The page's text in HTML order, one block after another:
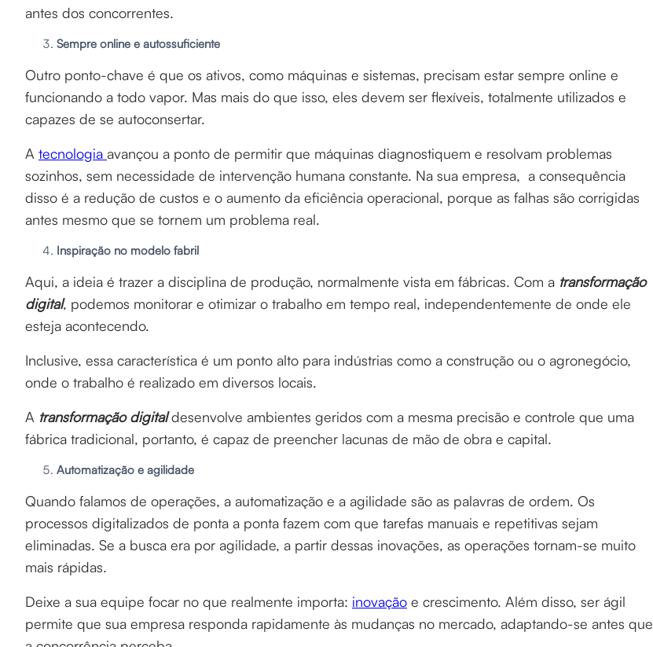
antes dos concorrentes.
Sempre online e autossuficiente
Outro ponto-chave é que os ativos, como máquinas e sistemas, precisam estar sempre online e
funcionando a todo vapor. Mas mais do que isso, eles devem ser flexíveis, totalmente utilizados e
capazes de se autoconsertar.
A tecnologia avançou a ponto de permitir que máquinas diagnostiquem e resolvam problemas
sozinhos, sem necessidade de intervenção humana constante. Na sua empresa, a consequência
disso é a redução de custos e o aumento da eficiência operacional, porque as falhas são corrigidas
antes mesmo que se tornem um problema real.
Inspiração no modelo fabril
Aqui, a ideia é trazer a disciplina de produção, normalmente vista em fábricas. Com a transformação
digital, podemos monitorar e otimizar o trabalho em tempo real, independentemente de onde ele
esteja acontecendo.
Inclusive, essa característica é um ponto alto para indústrias como a construção ou o agronegócio,
onde o trabalho é realizado em diversos locais.
A transformação digitaldesenvolve ambientes geridos com a mesma precisão e controle que uma
fábrica tradicional, portanto, é capaz de preencher lacunas de mão de obra e capital.
Automatização e agilidade
Quando falamos de operações, a automatização e a agilidade são as palavras de ordem. Os
processos digitalizados de ponta a ponta fazem com que tarefas manuais e repetitivas sejam
eliminadas. Se a busca era por agilidade, a partir dessas inovações, as operações tornam-se muito
mais rápidas.
Deixe a sua equipe focar no que realmente importa: inovação e crescimento. Além disso, ser ágil
permite que sua empresa responda rapidamente às mudanças no mercado, adaptando-se antes que